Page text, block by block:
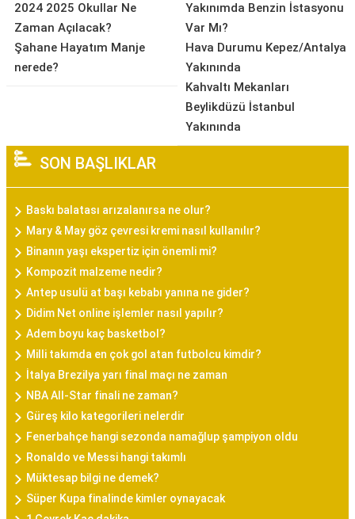
2024 2025 Okullar Ne
Zaman Açılacak?
Şahane Hayatım Manje
nerede?
Yakınımda Benzin İstasyonu
Var Mı?
Hava Durumu Kepez/Antalya
Yakınında
Kahvaltı Mekanları
Beylikdüzü İstanbul
Yakınında
SON BAŞLIKLAR
Baskı balatası arızalanırsa ne olur?
Mary & May göz çevresi kremi nasıl kullanılır?
Binanın yaşı ekspertiz için önemli mi?
Kompozit malzeme nedir?
Antep usulü at başı kebabı yanına ne gider?
Didim Net online işlemler nasıl yapılır?
Adem boyu kaç basketbol?
Milli takımda en çok gol atan futbolcu kimdir?
İtalya Brezilya yarı final maçı ne zaman
NBA All-Star finali ne zaman?
Güreş kilo kategorileri nelerdir
Fenerbahçe hangi sezonda namağlup şampiyon oldu
Ronaldo ve Messi hangi takımlı
Müktesap bilgi ne demek?
Süper Kupa finalinde kimler oynayacak